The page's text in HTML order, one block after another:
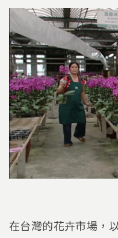
在台灣的花卉市場，